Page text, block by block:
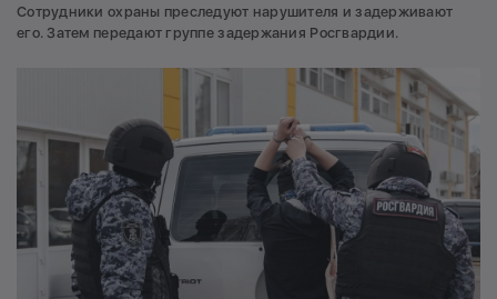
Сотрудники охраны преследуют нарушителя и задерживают
его. Затем передают группе задержания Росгвардии.